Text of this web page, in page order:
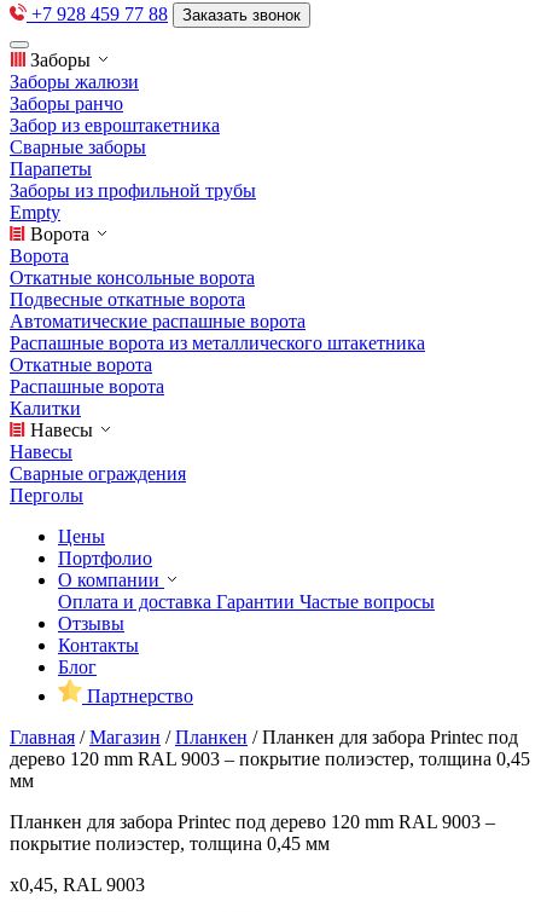
+7 928 459 77 88 Заказать звонок
Заборы
Заборы жалюзи
Заборы ранчо
Забор из евроштакетника
Сварные заборы
Парапеты
Заборы из профильной трубы
Empty
Ворота
Ворота
Откатные консольные ворота
Подвесные откатные ворота
Автоматические распашные ворота
Распашные ворота из металлического штакетника
Откатные ворота
Распашные ворота
Калитки
Навесы
Навесы
Сварные ограждения
Перголы
Цены
Портфолио
О компании
Оплата и доставка Гарантии Частые вопросы
Отзывы
Контакты
Блог
Партнерство
Главная /Магазин /Планкен /Планкен для забора Printec под
дерево 120 mm RAL 9003 – покрытие полиэстер, толщина 0,45
мм
Планкен для забора Printec под дерево 120 mm RAL 9003 –
покрытие полиэстер, толщина 0,45 мм
x0,45, RAL 9003